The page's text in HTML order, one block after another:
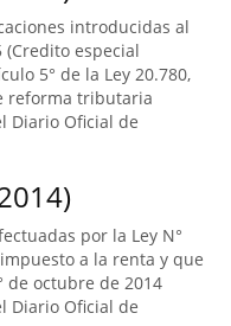
introducidas al
(Credito especial
5° de la Ley 20.780,
reforma tributaria
Diario Oficial de
por la Ley N°
a la renta y que
de octubre de 2014
Diario Oficial de